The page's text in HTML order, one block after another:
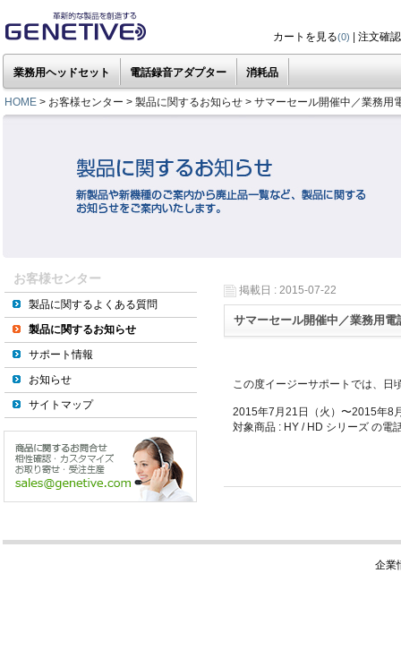
カートを見る(0) 注文確認
業務用ヘッドセット 電話録音アダプター 消耗品
HOME > お客様センター > 製品に関するお知らせ > サマーセール開催中／業務用
お客様センター
製品に関するよくある質問
製品に関するお知らせ
サポート情報
お知らせ
サイトマップ
掲載日 : 2015-07-22
サマーセール開催中／業務用
この度イージーサポートでは、日
2015年7月21日（火）〜2015年8
対象商品 : HY / HD シリーズ の電
企業